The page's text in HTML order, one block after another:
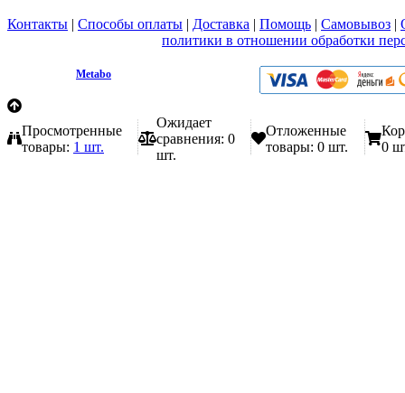
Контакты | Способы оплаты | Доставка | Помощь | Самовывоз |
политики в отношении обработки
Metabo
Просмотренные
товары: 1 шт.
Ожидает
сравнения: 0
шт.
Отложенные
товары: 0 шт.
0